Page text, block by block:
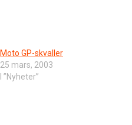
Moto GP-skvaller
25 mars, 2003
I ”Nyheter”